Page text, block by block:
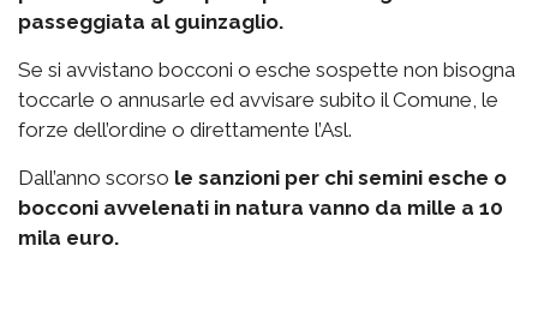
passeggiata al guinzaglio.
Se si avvistano bocconi o esche sospette non bisogna
toccarle o annusarle ed avvisare subito il Comune, le
forze dell’ordine o direttamente l’Asl.
Dall’anno scorso le sanzioni per chi semini esche o
bocconi avvelenati in natura vanno da mille a 10
mila euro.